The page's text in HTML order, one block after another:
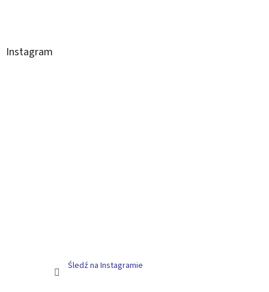
Instagram
Śledź na Instagramie